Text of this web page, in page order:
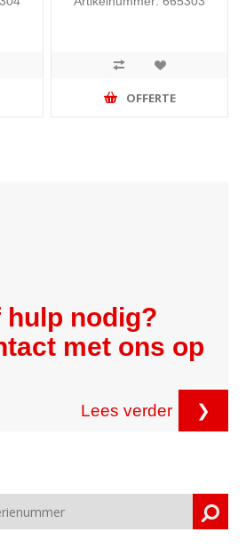
OFFERTE
hulp nodig?
met ons op
Lees verder ❯